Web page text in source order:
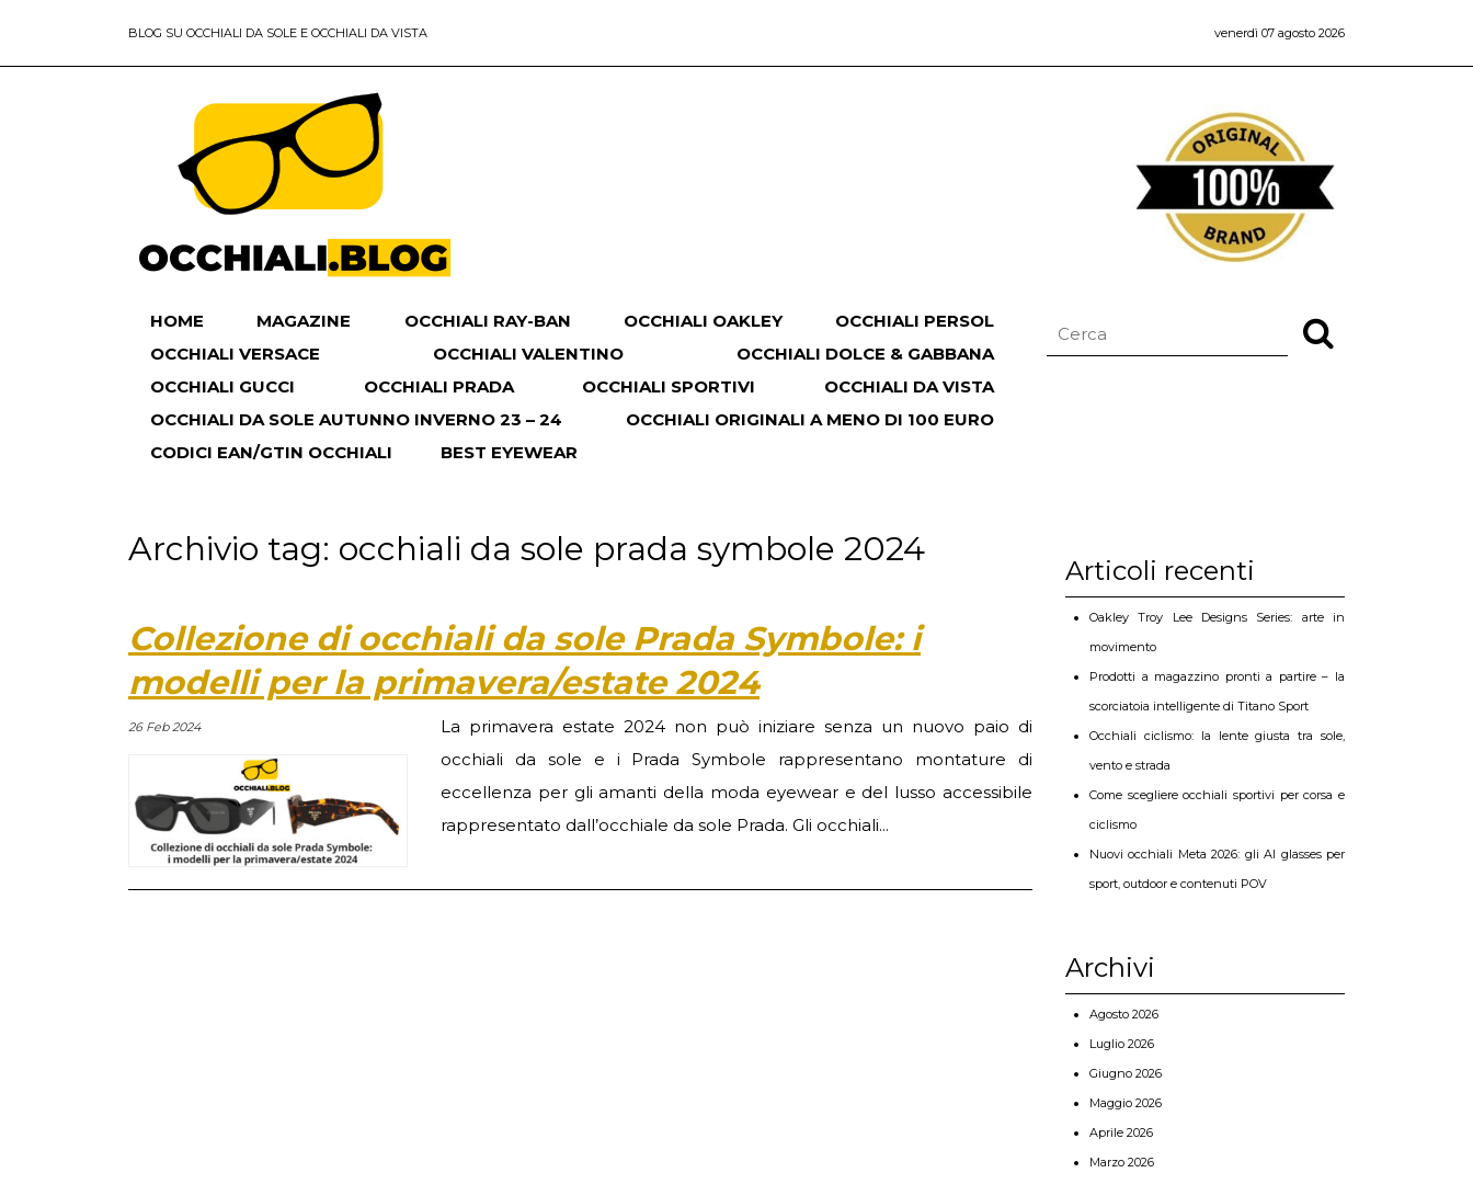
BLOG SU OCCHIALI DA SOLE E OCCHIALI DA VISTA venerdì 07 agosto 2026
HOME MAGAZINE OCCHIALI RAY-BAN OCCHIALI OAKLEY
OCCHIALI PERSOL
OCCHIALI VERSACE
OCCHIALI VALENTINO
OCCHIALI DOLCE & GABBANA
OCCHIALI GUCCI
OCCHIALI PRADA OCCHIALI SPORTIVI
OCCHIALI DA VISTA
OCCHIALI DA SOLE AUTUNNO INVERNO 23 – 24
OCCHIALI ORIGINALI A MENO DI 100 EURO
CODICI EAN/GTIN OCCHIALI
BEST EYEWEAR
Archivio tag: occhiali da sole prada symbole 2024
Collezione di occhiali da sole Prada Symbole: i
modelli per la primavera/estate 2024
26 Feb 2024
La primavera estate 2024 non può iniziare senza un nuovo paio di
occhiali da sole e i Prada Symbole rappresentano montature di
eccellenza per gli amanti della moda eyewear e del lusso accessibile
rappresentato dall’occhiale da sole Prada. Gli occhiali...
Articoli recenti
Oakley Troy Lee Designs Series: arte in
movimento
Prodotti a magazzino pronti a partire – la
scorciatoia intelligente di Titano Sport
Occhiali ciclismo: la lente giusta tra sole,
vento e strada
Come scegliere occhiali sportivi per corsa e
ciclismo
Nuovi occhiali Meta 2026: gli AI glasses per
sport, outdoor e contenuti POV
Archivi
Agosto 2026
Luglio 2026
Giugno 2026
Maggio 2026
Aprile 2026
Marzo 2026